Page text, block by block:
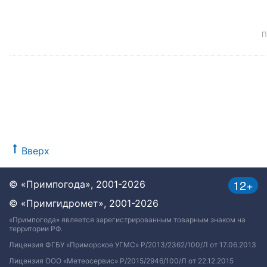
Вверх
12+
© «Примпогода», 2001-2026
© «Примгидромет», 2001-2026
«Примпогода» является зарегистрированным товарным знаком на
территории РФ.
Лицензия ФГБУ «Приморское УГМС» Р/2013/2362/100/Л от 17.06.2013
Лицензия ООО «Метеосервис» Р/2015/2946/100/Л от 22.12.2015